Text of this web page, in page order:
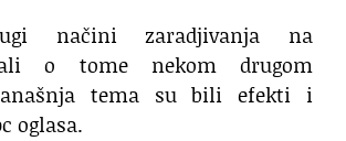
načini zaradjivanja na
o tome nekom drugom
tema su bili efekti i
oglasa.